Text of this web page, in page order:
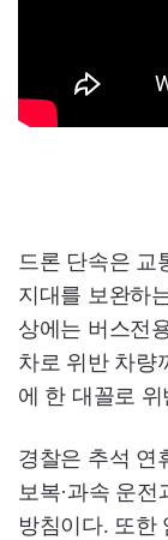
드론 단속은 교
지대를 보완하
상에는 버스전
차로 위반 차량
에 한 대꼴로
경찰은 추석 연
보복·과속 운
방침이다. 또한